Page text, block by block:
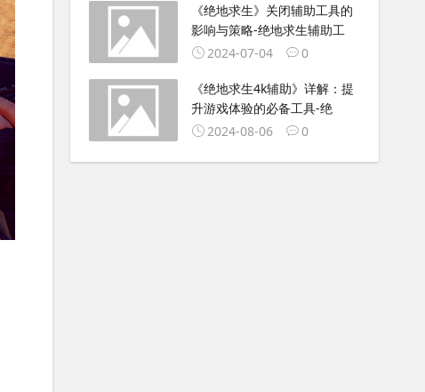
《绝地求生》关闭辅助工具的
影响与策略-绝地求生辅助工
2024-07-04
0
《绝地求生4k辅助》详解：提
升游戏体验的必备工具-绝
2024-08-06
0